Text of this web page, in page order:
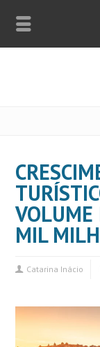
VOLUME
MIL
Catarina Inácio